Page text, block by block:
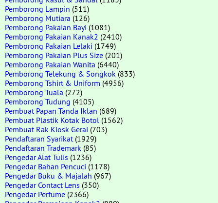
Pemborong Lampin (511)
Pemborong Mutiara (126)
Pemborong Pakaian Bayi (1081)
Pemborong Pakaian Kanak2 (2410)
Pemborong Pakaian Lelaki (1749)
Pemborong Pakaian Plus Size (201)
Pemborong Pakaian Wanita (6440)
Pemborong Telekung & Songkok (833)
Pemborong Tshirt & Uniform (4956)
Pemborong Tuala (272)
Pemborong Tudung (4105)
Pembuat Papan Tanda Iklan (689)
Pembuat Plastik Kotak Botol (1562)
Pembuat Rak Kiosk Gerai (703)
Pendaftaran Syarikat (1929)
Pendaftaran Trademark (85)
Pengedar Alat Tulis (1236)
Pengedar Bahan Pencuci (1178)
Pengedar Buku & Majalah (967)
Pengedar Contact Lens (350)
Pengedar Perfume (2366)